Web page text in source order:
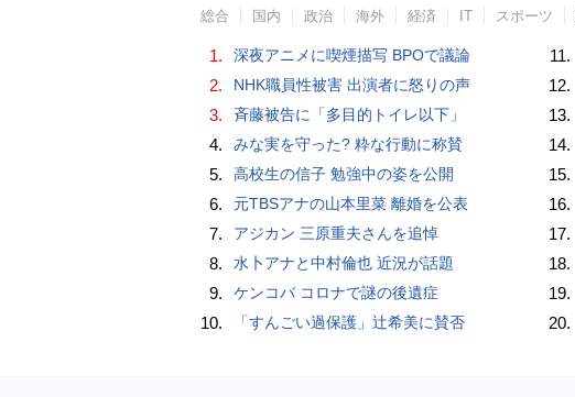
総合 国内 政治 海外 経済 IT スポーツ
1. 深夜アニメに喫煙描写 BPOで議論
2. NHK職員性被害 出演者に怒りの声
3. 斉藤被告に「多目的トイレ以下」
4. みな実を守った? 粋な行動に称賛
5. 高校生の信子 勉強中の姿を公開
6. 元TBSアナの山本里菜 離婚を公表
7. アジカン 三原重夫さんを追悼
8. 水卜アナと中村倫也 近況が話題
9. ケンコバ コロナで謎の後遺症
10. 「すんごい過保護」辻希美に賛否
11.
12.
13.
14.
15.
16.
17.
18.
19.
20.